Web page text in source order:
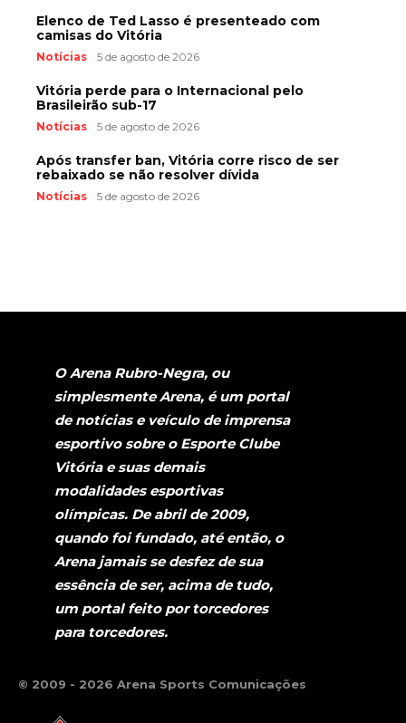
Elenco de Ted Lasso é presenteado com
camisas do Vitória
Notícias 5 de agosto de 2026
Vitória perde para o Internacional pelo
Brasileirão sub-17
Notícias 5 de agosto de 2026
Após transfer ban, Vitória corre risco de ser
rebaixado se não resolver dívida
Notícias 5 de agosto de 2026
O Arena Rubro-Negra, ou
simplesmente Arena, é um portal
de notícias e veículo de imprensa
esportivo sobre o Esporte Clube
Vitória e suas demais
modalidades esportivas
olímpicas. De abril de 2009,
quando foi fundado, até então, o
Arena jamais se desfez de sua
essência de ser, acima de tudo,
um portal feito por torcedores
para torcedores.
© 2009 - 2026 Arena Sports Comunicações